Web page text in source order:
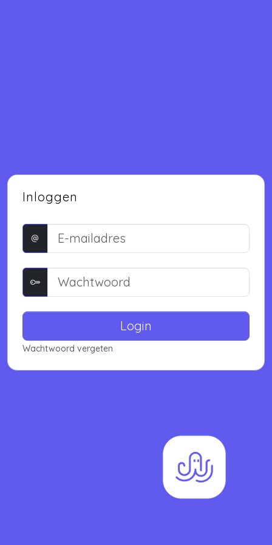
Inloggen
Login
Wachtwoord vergeten